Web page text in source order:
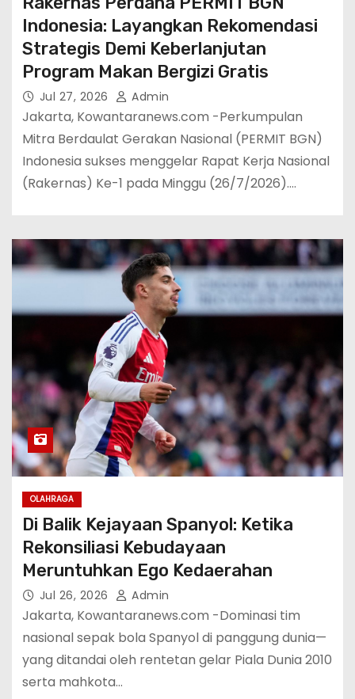
Indonesia: Layangkan Rekomendasi
Strategis Demi Keberlanjutan
Program Makan Bergizi Gratis
Jul 27, 2026 Admin
Jakarta, Kowantaranews.com -Perkumpulan
Mitra Berdaulat Gerakan Nasional (PERMIT BGN)
Indonesia sukses menggelar Rapat Kerja Nasional
(Rakernas) Ke-1 pada Minggu (26/7/2026).…
OLAHRAGA
Di Balik Kejayaan Spanyol: Ketika
Rekonsiliasi Kebudayaan
Meruntuhkan Ego Kedaerahan
Jul 26, 2026 Admin
Jakarta, Kowantaranews.com -Dominasi tim
nasional sepak bola Spanyol di panggung dunia—
yang ditandai oleh rentetan gelar Piala Dunia 2010
serta mahkota…